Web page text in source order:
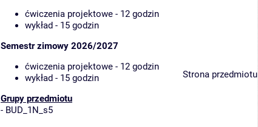
ćwiczenia projektowe - 12 godzin
wykład - 15 godzin
Semestr zimowy 2026/2027
ćwiczenia projektowe - 12 godzin
wykład - 15 godzin
Grupy przedmiotu
- BUD_1N_s5
Strona przedmiotu